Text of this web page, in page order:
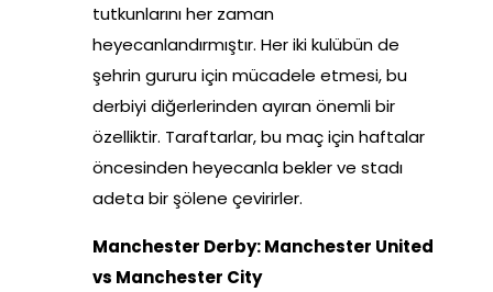
tutkunlarını her zaman
heyecanlandırmıştır. Her iki kulübün de
şehrin gururu için mücadele etmesi, bu
derbiyi diğerlerinden ayıran önemli bir
özelliktir. Taraftarlar, bu maç için haftalar
öncesinden heyecanla bekler ve stadı
adeta bir şölene çevirirler.
Manchester Derby: Manchester United
vs Manchester City